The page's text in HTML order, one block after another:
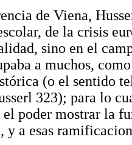
de Viena,
de la crisis
sino en el
a muchos,
(o el sentido
323); para lo
el poder mostrar la
a esas